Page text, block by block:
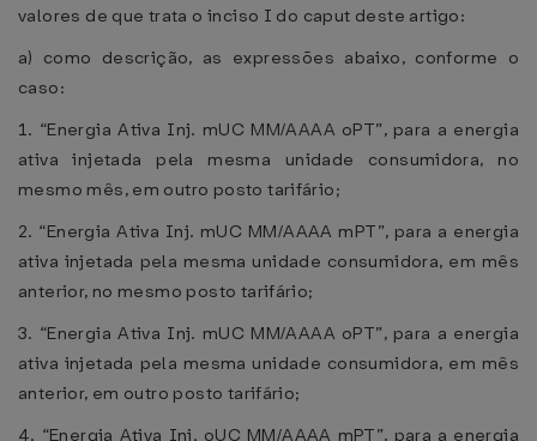
valores de que trata o inciso I do caput deste artigo:
a) como descrição, as expressões abaixo, conforme o
caso:
1. “Energia Ativa Inj. mUC MM/AAAA oPT”, para a energia
ativa injetada pela mesma unidade consumidora, no
mesmo mês, em outro posto tarifário;
2. “Energia Ativa Inj. mUC MM/AAAA mPT”, para a energia
ativa injetada pela mesma unidade consumidora, em mês
anterior, no mesmo posto tarifário;
3. “Energia Ativa Inj. mUC MM/AAAA oPT”, para a energia
ativa injetada pela mesma unidade consumidora, em mês
anterior, em outro posto tarifário;
4. “Energia Ativa Inj. oUC MM/AAAA mPT”, para a energia